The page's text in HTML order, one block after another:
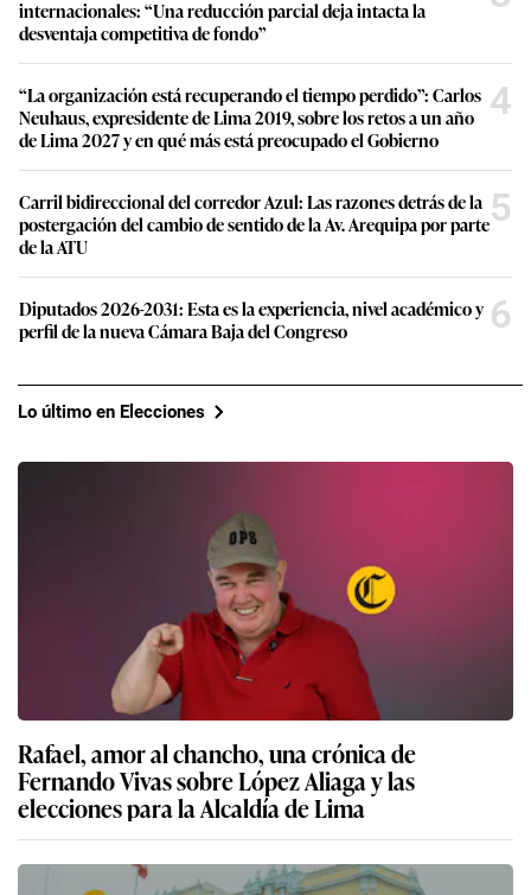
internacionales: “Una reducción parcial deja intacta la
desventaja competitiva de fondo”
“La organización está recuperando el tiempo perdido”: Carlos
Neuhaus, expresidente de Lima 2019, sobre los retos a un año
de Lima 2027 y en qué más está preocupado el Gobierno
4
Carril bidireccional del corredor Azul: Las razones detrás de la
postergación del cambio de sentido de la Av. Arequipa por parte
de la ATU
5
Diputados 2026-2031: Esta es la experiencia, nivel académico y
perfil de la nueva Cámara Baja del Congreso
6
Lo último en Elecciones
Rafael, amor al chancho, una crónica de
Fernando Vivas sobre López Aliaga y las
elecciones para la Alcaldía de Lima